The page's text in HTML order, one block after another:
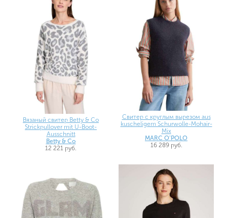
Вязаный свитер Betty & Co
Strickpullover mit U-Boot-
Ausschnitt
Betty & Co
12 221 руб.
Свитер с круглым вырезом aus
kuscheligem Schurwolle-Mohair-
Mix
MARC O'POLO
16 289 руб.